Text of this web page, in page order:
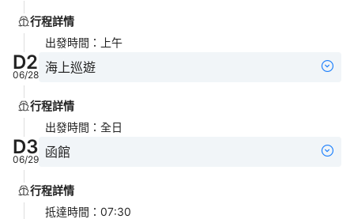
行程詳情
出發時間 ： 上午
D2
06/28 海上巡遊
行程詳情
出發時間 ： 全日
D3
06/29 函館
行程詳情
抵達時間 ： 07:30